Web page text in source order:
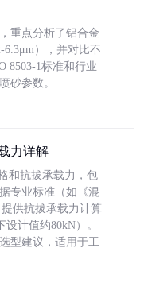
重点分析了铝合金
6.3μm），并对比不
8503-1标准和行业
砂参数。
力详解
和抗拔承载力，包
专业标准（如《混
供抗拔承载力计算
计值约80kN）。
型建议，适用于工